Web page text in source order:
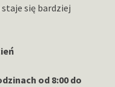
się bardziej
od 8:00 do